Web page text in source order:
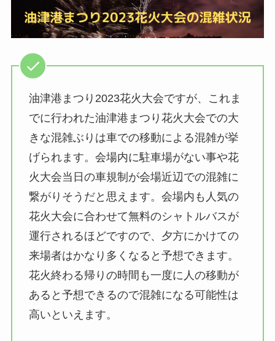
油津港まつり2023花火大会ですが、これま
でに行われた油津港まつり花火大会での大
きな混雑ぶりは車での移動による混雑が挙
げられます。会場内に駐車場がない事や花
火大会当日の車規制が会場近辺での混雑に
繋がりそうだと思えます。会場内も人気の
花火大会に合わせて無料のシャトルバスが
運行されるほどですので、夕方にかけての
来場者はかなり多くなると予想できます。
花火終わる帰りの時間も一度に人の移動が
あると予想できるので混雑になる可能性は
高いといえます。